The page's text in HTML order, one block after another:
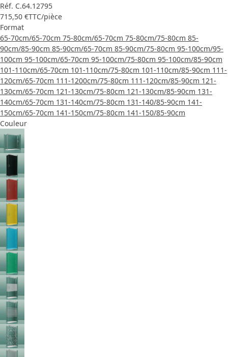
Réf. C.64.12795
715,50 €TTC/pièce
Format
65-70cm/65-70cm 75-80cm/65-70cm 75-80cm/75-80cm 85-
90cm/85-90cm 85-90cm/65-70cm 85-90cm/75-80cm 95-100cm/95-
100cm 95-100cm/65-70cm 95-100cm/75-80cm 95-100cm/85-90cm
101-110cm/65-70cm 101-110cm/75-80cm 101-110cm/85-90cm 111-
120cm/65-70cm 111-1200cm/75-80cm 111-120cm/85-90cm 121-
130cm/65-70cm 121-130cm/75-80cm 121-130cm/85-90cm 131-
140cm/65-70cm 131-140cm/75-80cm 131-140/85-90cm 141-
150cm/65-70cm 141-150cm/75-80cm 141-150/85-90cm
Couleur